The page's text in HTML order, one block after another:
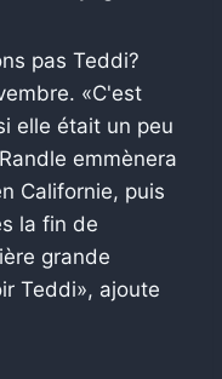
pas Teddi?
«C'est
elle était un peu
emmènera
Californie, puis
la fin de
grande
Teddi», ajoute